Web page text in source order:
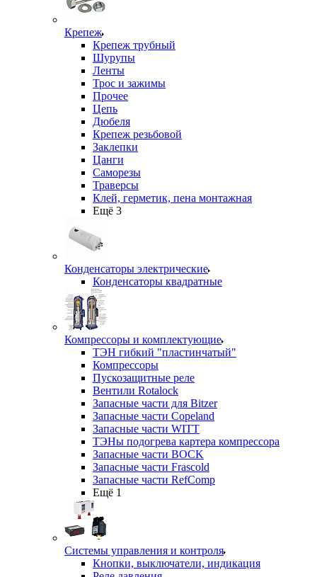
Крепеж
Крепеж трубный
Шурупы
Ленты
Трос и зажимы
Прочее
Цепь
Дюбеля
Крепеж резьбовой
Заклепки
Цанги
Саморезы
Траверсы
Клей, герметик, пена монтажная
Ещё 3
Конденсаторы электрические
Конденсаторы квадратные
Компрессоры и комплектующие
ТЭН гибкий "пластинчатый"
Компрессоры
Пускозащитные реле
Вентили Rotalock
Запасные части для Bitzer
Запасные части Copeland
Запасные части WITT
ТЭНы подогрева картера компрессора
Запасные части BOCK
Запасные части Frascold
Запасные части RefComp
Ещё 1
Системы управления и контроля
Кнопки, выключатели, индикация